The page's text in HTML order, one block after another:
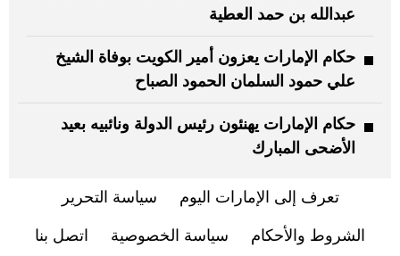
عبدالله بن حمد العطية
حكام الإمارات يعزون أمير الكويت بوفاة الشيخ
علي حمود السلمان الحمود الصباح
حكام الإمارات يهنئون رئيس الدولة ونائبيه بعيد
الأضحى المبارك
تعرف إلى الإمارات اليوم سياسة التحرير
الشروط والأحكام سياسة الخصوصية اتصل بنا